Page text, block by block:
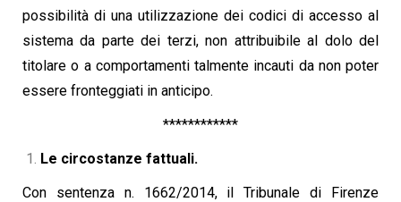
possibilità di una utilizzazione dei codici di accesso al
sistema da parte dei terzi, non attribuibile al dolo del
titolare o a comportamenti talmente incauti da non poter
essere fronteggiati in anticipo.
************
Le circostanze fattuali.
Con sentenza n. 1662/2014, il Tribunale di Firenze